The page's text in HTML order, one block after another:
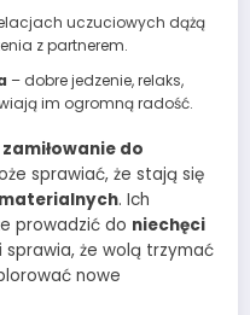
uczuciowych dążą
z partnerem.
– dobre jedzenie, relaks,
im ogromną radość.
do
sprawiać, że stają się
. Ich
prowadzić do niechęci
sprawia, że wolą trzymać
nowe